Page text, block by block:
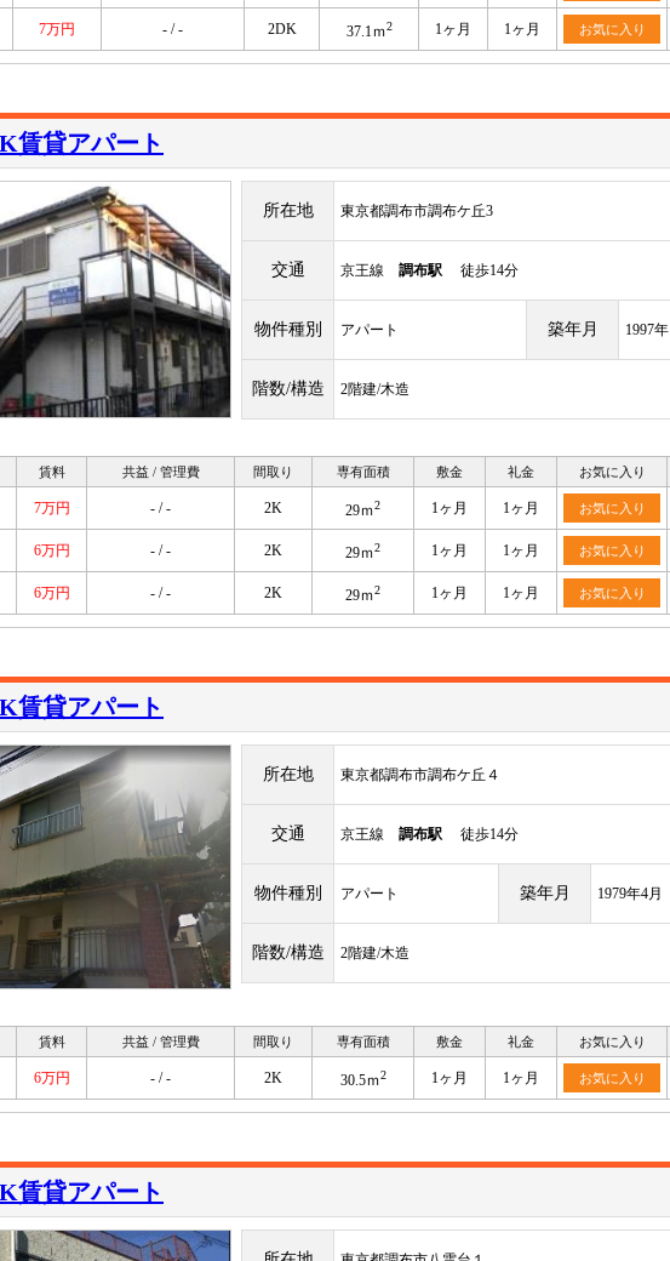
7万円 - / - 2DK 37.1ｍ2 1ヶ月 1ヶ月 お気に入り
賃貸アパート
所在地 東京都調布市調布ケ丘3
交通 京王線 調布駅 徒歩14分
物件種別 アパート 築年月 1997年
階数/構造 2階建/木造
賃料 共益 / 管理費 間取り 専有面積 敷金 礼金 お気に入り
7万円 - / - 2K 29ｍ2 1ヶ月 1ヶ月 お気に入り
6万円 - / - 2K 29ｍ2 1ヶ月 1ヶ月 お気に入り
6万円 - / - 2K 29ｍ2 1ヶ月 1ヶ月 お気に入り
賃貸アパート
所在地 東京都調布市調布ケ丘４
交通 京王線 調布駅 徒歩14分
物件種別 アパート 築年月 1979年4月
階数/構造 2階建/木造
賃料 共益 / 管理費 間取り 専有面積 敷金 礼金 お気に入り
6万円 - / - 2K 30.5ｍ2 1ヶ月 1ヶ月 お気に入り
賃貸アパート